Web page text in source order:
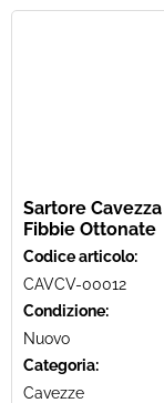
Sartore
Fibbie Ottonate
Codice articolo:
CAVCV-00012
Condizione:
Nuovo
Categoria:
Cavezze